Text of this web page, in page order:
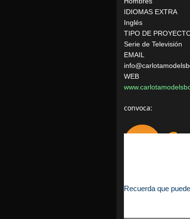
IDIOMAS EXTRA
Inglés
TIPO DE
Serie de Televisión
EMAIL
WEB
convoca:
Recuerda que